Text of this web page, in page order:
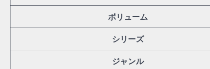
ボリューム
シリーズ
ジャンル